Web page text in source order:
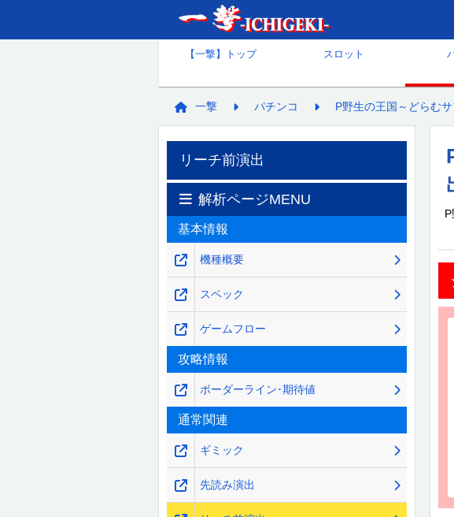
【一撃】トップ スロット
一撃 パチンコ P野生の王国～どらむサ
リーチ前演出
解析ページMENU
基本情報
機種概要
スペック
ゲームフロー
攻略情報
ボーダーライン･期待値
通常関連
ギミック
先読み演出